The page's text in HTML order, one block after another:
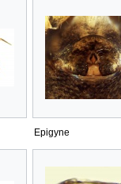
Epigyne